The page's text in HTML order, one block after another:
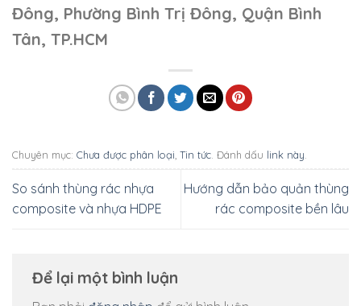
Đông, Phường Bình Trị Đông, Quận Bình
Tân, TP.HCM
Chuyên mục: Chưa được phân loại Tin tức . Đánh dấu link này
So sánh thùng rác nhựa
composite và nhựa HDPE
Hướng dẫn bảo quản thùng
rác composite bền lâu
Để lại một bình luận